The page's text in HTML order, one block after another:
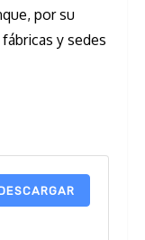
por su
y sedes